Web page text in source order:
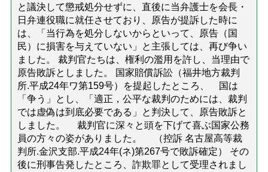
と議決して懲戒処分せずに、直後に当弁護士を会長・
日弁連役職に就任させており、原告が提訴した時に
は、「当行為を処分しないからといって、原告（国
民）に損害を与えていない」と主張しては、再び争い
ました。 裁判官たちは、権利の濫用を許し、当理由で
原告敗訴としました。 国家賠償訴訟（福井地方裁判
所.平成24年ワ第159号）を提起したところ、 国は
「争う」とし、「適正，公平な裁判のためには、裁判
では虚偽は到底必要である」と判決して、原告敗訴と
しました。 裁判官に深々と頭を下げて喜ぶ国家公務
員の方々の姿がありました。 （控訴 名古屋高等裁
判所.金沢支部.平成24年(ネ)第267号で敗訴確定） その
後に刑事告発したところ、詐欺罪として受理されまし